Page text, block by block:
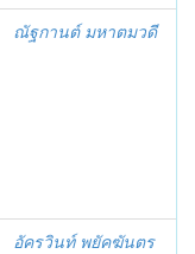
ณัฐกานต์ มหาตมวดี
อัครวินท์ พยัคฆันตร